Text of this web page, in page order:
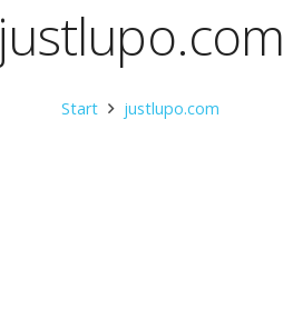
justlupo.com
Start justlupo.com